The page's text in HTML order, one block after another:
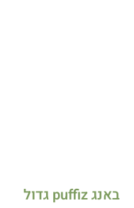
באנג puffiz גדול